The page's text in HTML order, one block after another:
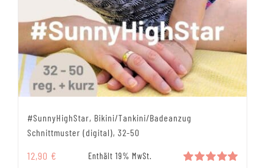
#SunnyHighStar, Bikini/Tankini/Badeanzug
Schnittmuster (digital), 32-50
12,90 € Enthält 19% MwSt.